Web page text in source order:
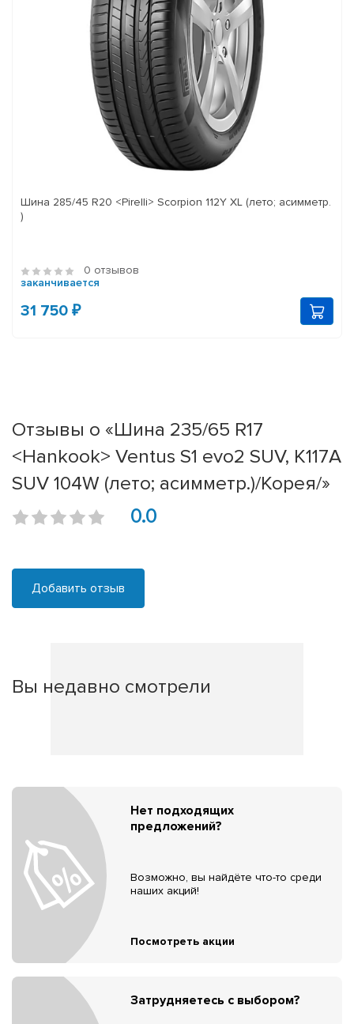
Шина 285/45 R20 <Pirelli> Scorpion 112Y XL (лето; асимметр.
)
0 отзывов
заканчивается
31 750 ₽
Отзывы о «Шина 235/65 R17
<Hankook> Ventus S1 evo2 SUV, K117A
SUV 104W (лето; асимметр.)/Корея/»
0.0
Добавить отзыв
Вы недавно смотрели
Нет подходящих
предложений?
Возможно, вы найдёте что-то среди
наших акций!
Посмотреть акции
Затрудняетесь с выбором?